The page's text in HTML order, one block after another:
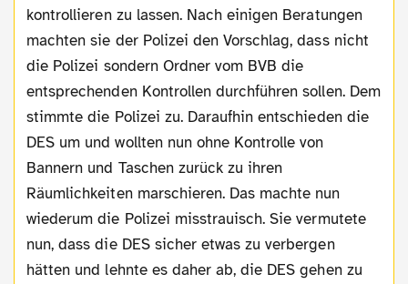
kontrollieren zu lassen. Nach einigen Beratungen
machten sie der Polizei den Vorschlag, dass nicht
die Polizei sondern Ordner vom BVB die
entsprechenden Kontrollen durchführen sollen. Dem
stimmte die Polizei zu. Daraufhin entschieden die
DES um und wollten nun ohne Kontrolle von
Bannern und Taschen zurück zu ihren
Räumlichkeiten marschieren. Das machte nun
wiederum die Polizei misstrauisch. Sie vermutete
nun, dass die DES sicher etwas zu verbergen
hätten und lehnte es daher ab, die DES gehen zu